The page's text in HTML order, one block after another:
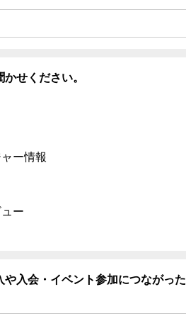
せください。
ー情報
ー
や入会・イベント参加につながった